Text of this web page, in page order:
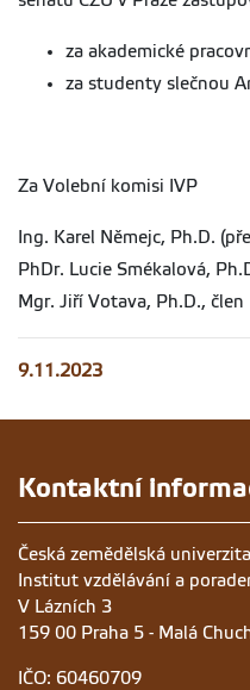
za akademické
za studenty slečnou
Za Volební komisi IVP
Ing. Karel Němejc, Ph.D.
PhDr. Lucie Smékalová,
Mgr. Jiří Votava, Ph.D., člen
9.11.2023
Kontaktní
Česká zemědělská
Institut vzdělávání a
V Lázních 3
159 00 Praha 5 - Malá
IČO: 60460709